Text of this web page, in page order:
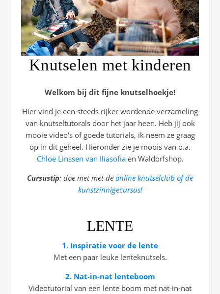
Knutselen met kinderen
Welkom bij dit fijne knutselhoekje!
Hier vind je een steeds rijker wordende verzameling
van knutseltutorals door het jaar heen. Heb jij ook
mooie video's of goede tutorials, ik neem ze graag
op in dit geheel. Hieronder zie je moois van o.a.
Chloë Linssen van Iliasofiaen Waldorfshop.
Cursustip: doe met met de online knutselclub of de
kunstzinnigecursus!
LENTE
1. Inspiratie voor de lente
Met een paar leuke lenteknutsels.
2. Nat-in-nat lenteboom
Videotutorial van een lente boom met nat-in-nat